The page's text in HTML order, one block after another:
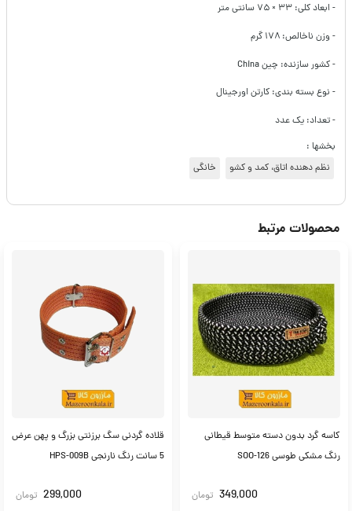
- ابعاد کلی: ۳۳ × ۷۵ سانتی متر
- وزن ناخالص: ۱۷۸ گرم
- کشور سازنده: چین China
- نوع بسته بندی: کارتن اورجینال
- تعداد: یک عدد
بخشها :
نظم دهنده اتاق، کمد و کشو
خانگی
محصولات مرتبط
کاسه گرد بدون دسته متوسط قیطانی
رنگ مشکی طوسی SOO-126
349,000 تومان
قلاده گردنی سگ برزنتی بزرگ و پهن عرض
5 سانت رنگ نارنجی HPS-009B
299,000 تومان